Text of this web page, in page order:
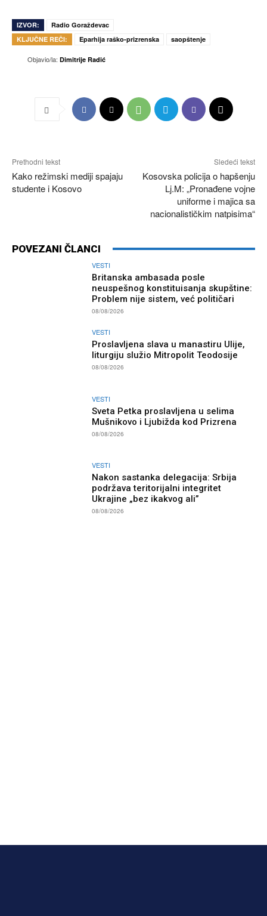
IZVOR:
Radio Goraždevac
KLJUČNE REČI:
Eparhija raško-prizrenska saopštenje
Objavio/la: Dimitrije Radić
Prethodni tekst
Kako režimski mediji spajaju
studente i Kosovo
Sledeći tekst
Kosovska policija o hapšenju
Lj.M: „Pronađene vojne
uniforme i majica sa
nacionalističkim natpisima“
POVEZANI ČLANCI
VESTI
Britanska ambasada posle
neuspešnog konstituisanja skupštine:
Problem nije sistem, već političari
08/08/2026
VESTI
Proslavljena slava u manastiru Ulije,
liturgiju služio Mitropolit Teodosije
08/08/2026
VESTI
Sveta Petka proslavljena u selima
Mušnikovo i Ljubižda kod Prizrena
08/08/2026
VESTI
Nakon sastanka delegacija: Srbija
podržava teritorijalni integritet
Ukrajine „bez ikakvog ali”
08/08/2026